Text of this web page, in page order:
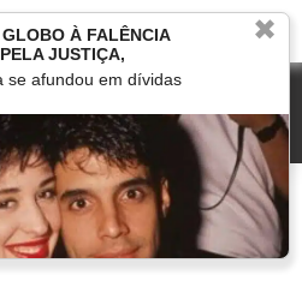
✖
À FALÊNCIA
JUSTIÇA,
se afundou em dívidas